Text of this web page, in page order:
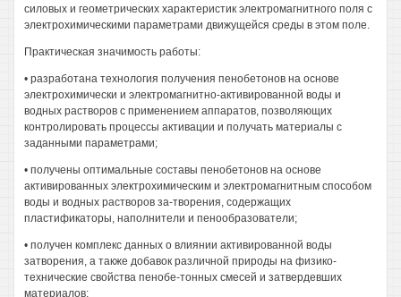
силовых и геометрических характеристик электромагнитного поля с
электрохимическими параметрами движущейся среды в этом поле.
Практическая значимость работы:
• разработана технология получения пенобетонов на основе
электрохимически и электромагнитно-активированной воды и
водных растворов с применением аппаратов, позволяющих
контролировать процессы активации и получать материалы с
заданными параметрами;
• получены оптимальные составы пенобетонов на основе
активированных электрохимическим и электромагнитным способом
воды и водных растворов за-творения, содержащих
пластификаторы, наполнители и пенообразователи;
• получен комплекс данных о влиянии активированной воды
затворения, а также добавок различной природы на физико-
технические свойства пенобе-тонных смесей и затвердевших
материалов;